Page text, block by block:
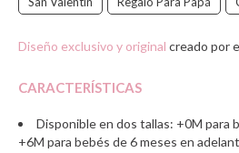
Diseño exclusivo y original creado por
CARACTERÍSTICAS
Disponible en dos tallas: +0M para
+6M para bebés de 6 meses en